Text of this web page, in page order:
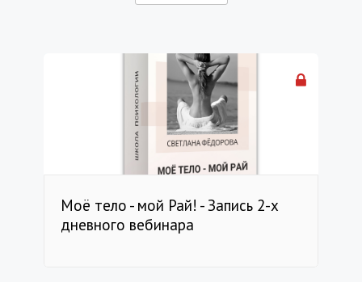
Моё тело - мой Рай! - Запись 2-х
дневного вебинара